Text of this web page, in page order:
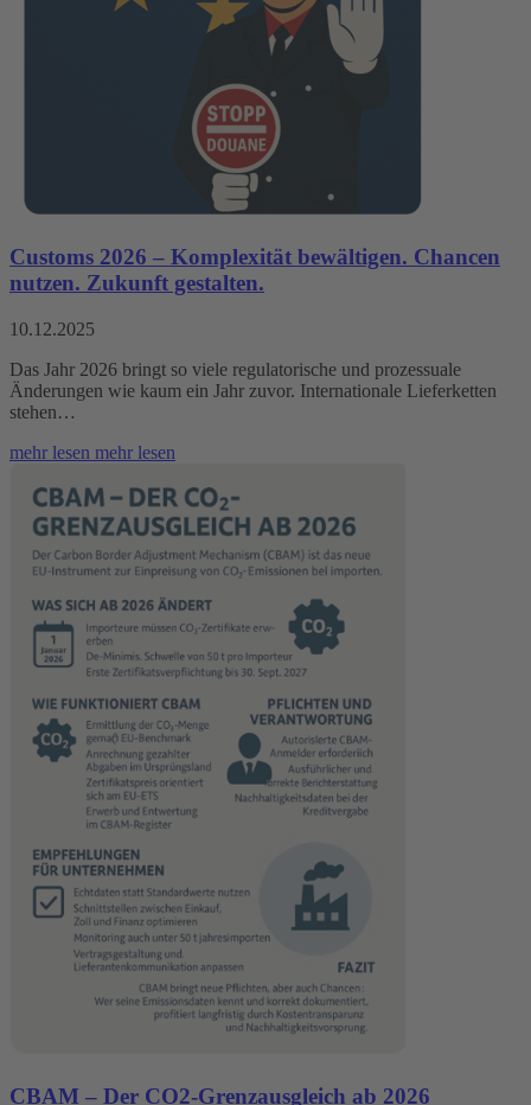
Customs 2026 – Komplexität bewältigen. Chancen
nutzen. Zukunft gestalten.
10.12.2025
Das Jahr 2026 bringt so viele regulatorische und prozessuale
Änderungen wie kaum ein Jahr zuvor. Internationale Lieferketten
stehen…
mehr lesen mehr lesen
CBAM – Der CO2-Grenzausgleich ab 2026